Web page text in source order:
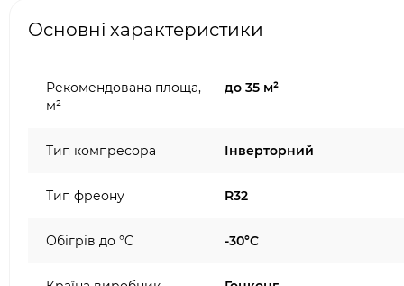
Основні характеристики
Рекомендована площа,
м²
до 35 м²
Тип компресора Інверторний
Тип фреону R32
Обігрів до °C -30°C